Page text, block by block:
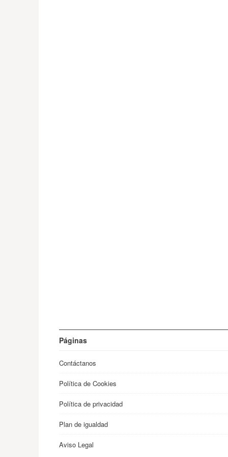
Páginas
Contáctanos
Política de Cookies
Política de privacidad
Plan de igualdad
Aviso Legal